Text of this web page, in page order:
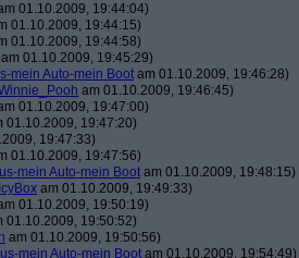
01.10.2009, 19:44:04)
01.10.2009, 19:44:15)
01.10.2009, 19:44:58)
am 01.10.2009, 19:45:29)
mein Auto-mein Boot am 01.10.2009, 19:46:28)
am 01.10.2009, 19:46:45)
01.10.2009, 19:47:00)
01.10.2009, 19:47:20)
19:47:33)
01.10.2009, 19:47:56)
mein Auto-mein Boot am 01.10.2009, 19:48:15)
IcyBox am 01.10.2009, 19:49:33)
01.10.2009, 19:50:19)
01.10.2009, 19:50:52)
am 01.10.2009, 19:50:56)
mein Auto-mein Boot am 01.10.2009, 19:54:49)